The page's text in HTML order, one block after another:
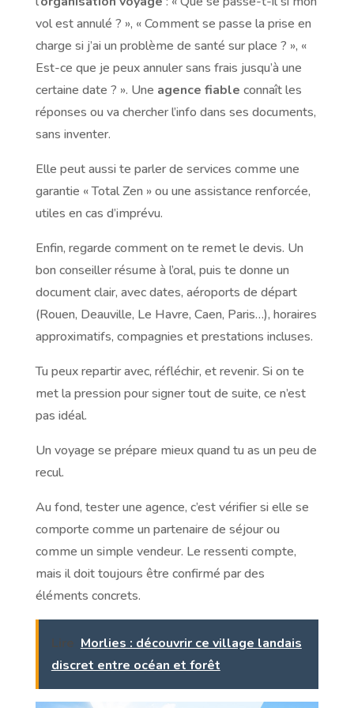
vol est annulé ? », « Comment se passe la prise en
charge si j’ai un problème de santé sur place ? », «
Est-ce que je peux annuler sans frais jusqu’à une
certaine date ? ». Une agence fiable connaît les
réponses ou va chercher l’info dans ses documents,
sans inventer.
Elle peut aussi te parler de services comme une
garantie « Total Zen » ou une assistance renforcée,
utiles en cas d’imprévu.
Enfin, regarde comment on te remet le devis. Un
bon conseiller résume à l’oral, puis te donne un
document clair, avec dates, aéroports de départ
(Rouen, Deauville, Le Havre, Caen, Paris…), horaires
approximatifs, compagnies et prestations incluses.
Tu peux repartir avec, réfléchir, et revenir. Si on te
met la pression pour signer tout de suite, ce n’est
pas idéal.
Un voyage se prépare mieux quand tu as un peu de
recul.
Au fond, tester une agence, c’est vérifier si elle se
comporte comme un partenaire de séjour ou
comme un simple vendeur. Le ressenti compte,
mais il doit toujours être confirmé par des
éléments concrets.
Lire Morlies : découvrir ce village landais
discret entre océan et forêt